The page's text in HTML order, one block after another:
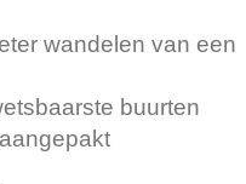
wandelen van een
buurten